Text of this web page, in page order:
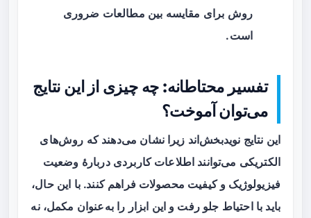
روش برای مقایسه بین مطالعات ضروری
است.
تفسیر محتاطانه: چه چیزی از این نتایج
می‌توان آموخت؟
این نتایج نویدبخش‌اند زیرا نشان می‌دهند که روش‌های
الکتریکی می‌توانند اطلاعات کاربردی دربارهٔ وضعیت
فیزیولوژیک و کیفیت محصولات فراهم کنند. با این حال،
باید با احتیاط جلو رفت و این ابزار را به‌عنوان مکمل، نه